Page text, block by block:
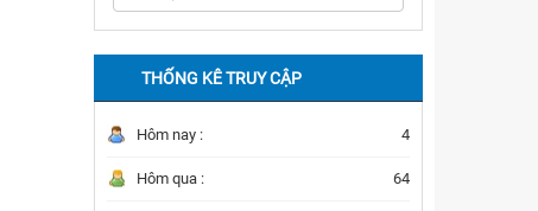
THỐNG KÊ TRUY CẬP
Hôm nay : 4
Hôm qua : 64